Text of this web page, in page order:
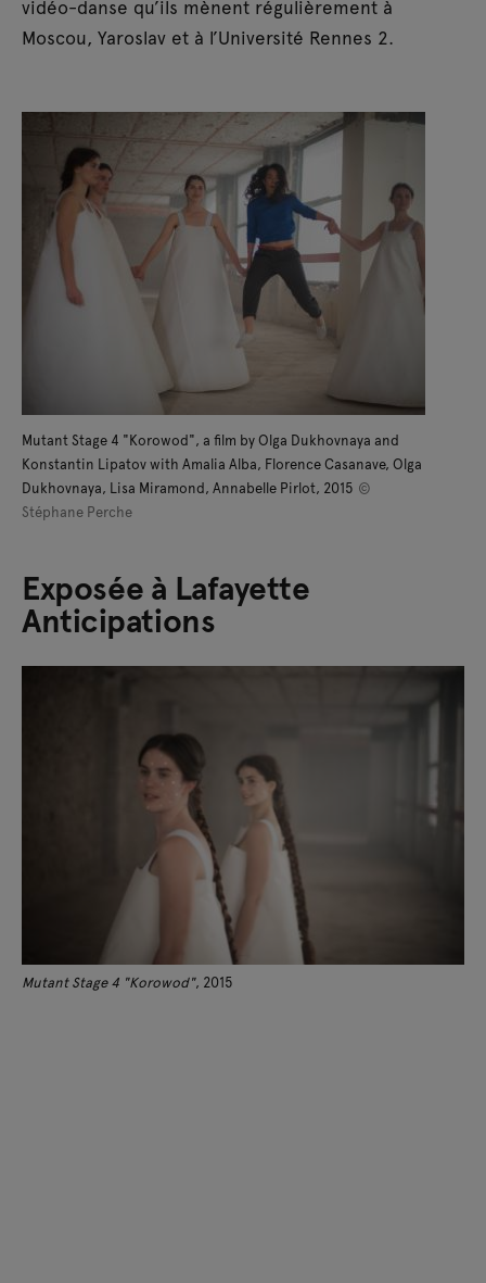
vidéo-danse qu’ils mènent régulièrement à
Moscou, Yaroslav et à l’Université Rennes 2.
Mutant Stage 4 "Korowod", a film by Olga Dukhovnaya and
Konstantin Lipatov with Amalia Alba, Florence Casanave, Olga
Dukhovnaya, Lisa Miramond, Annabelle Pirlot, 2015 ©
Stéphane Perche
Exposée à Lafayette
Anticipations
Mutant Stage 4 "Korowod", 2015